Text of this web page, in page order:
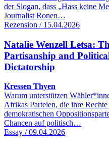
der Slogan, dass „Hass keine
Journalist Ronen…
Rezension / 15.04.2026
Natalie Wenzell Letsa:
Partisanship and
Dictatorship
Kressen Thyen
Warum unterstützen
Afrikas Parteien, die ihre
demokratischen
Chancen auf politisch…
Essay / 09.04.2026